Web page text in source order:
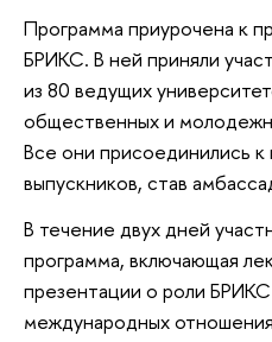
Программа приурочена к
БРИКС. В ней приняли
из 80 ведущих
общественных и
Все они присоединились к
выпускников, став
В течение двух дней
программа, включающая
презентации о роли
международных